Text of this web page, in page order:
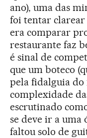
ano), uma das
foi tentar clarear
era comparar
restaurante faz
é sinal de
que um boteco
pela fidalguia
complexidade
escrutinado
se deve ir a uma
faltou solo de